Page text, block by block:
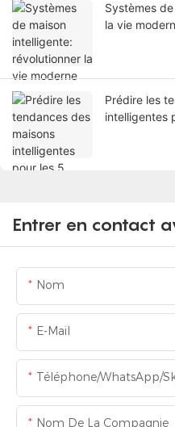
Systèmes
la vie
Prédire les
intelligentes
Entrer en contact
Nom
E-Mail
Téléphone/WhatsApp/
Nom De La Compagnie